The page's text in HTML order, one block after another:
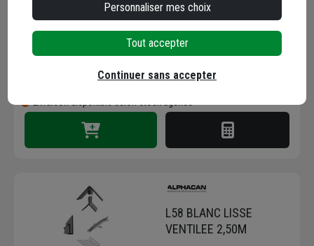
+ 4 modèles
58,16 €/ mètre
soit232,66 €
dont0,07 €
Choisir une agence pour vérifier le stock
L58 BLANC LISSE
VENTILEE 2,50M
Personnaliser mes choix
Tout accepter
Continuer sans accepter